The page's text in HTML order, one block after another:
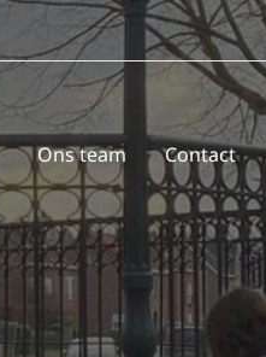
Ons team Contact